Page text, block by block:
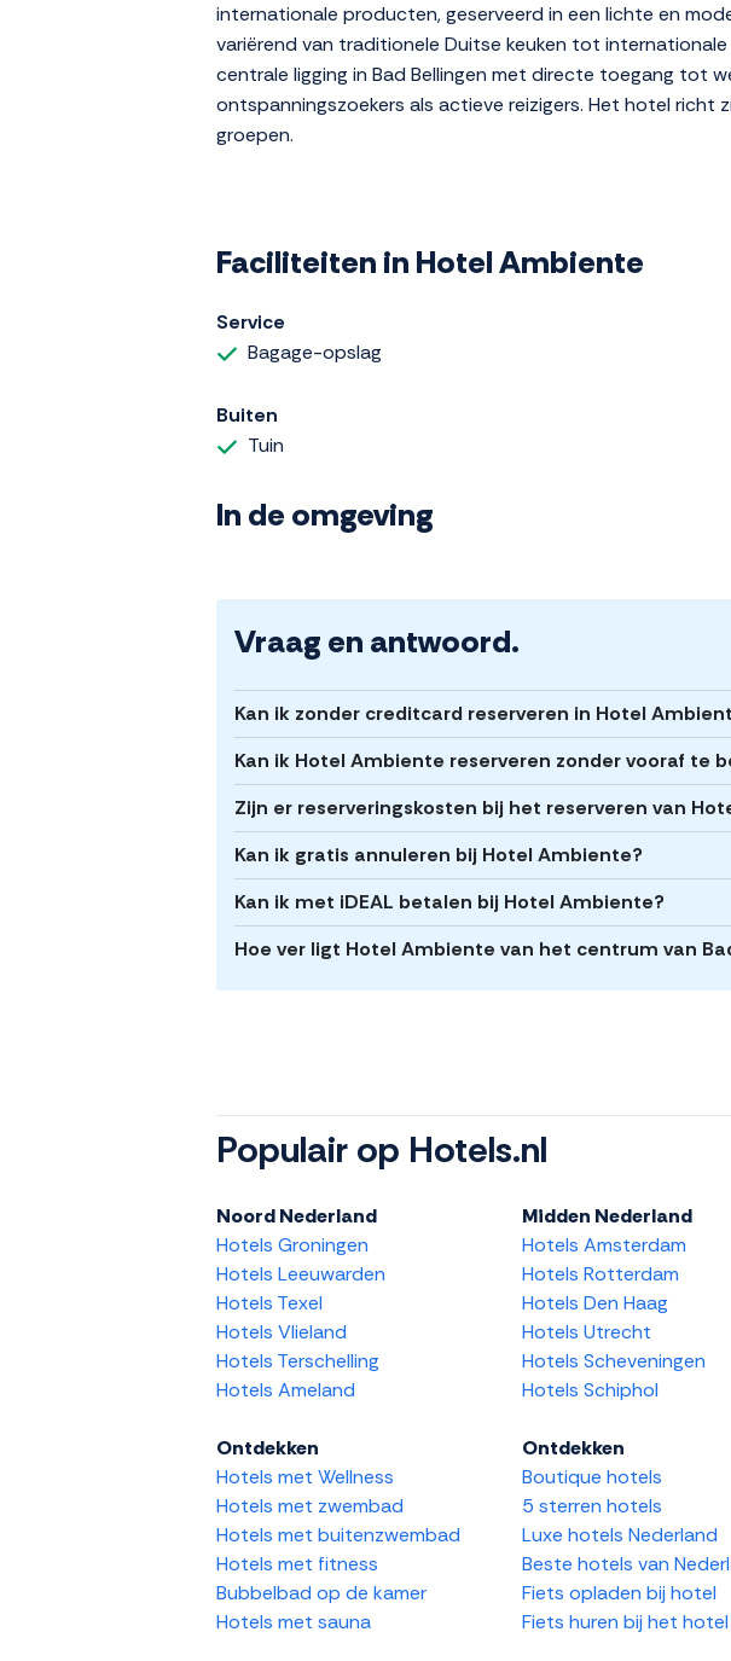
internationale producten, geserveerd in een lichte en
variërend van traditionele Duitse keuken tot
centrale ligging in Bad Bellingen met directe toegang tot
ontspanningszoekers als actieve reizigers. Het hotel richt
groepen.
Faciliteiten in Hotel Ambiente
Service
Bagage-opslag
Buiten
Tuin
In de omgeving
Vraag en antwoord.
Kan ik zonder creditcard reserveren in Hotel
Kan ik Hotel Ambiente reserveren zonder vooraf te
Zijn er reserveringskosten bij het reserveren van
Kan ik gratis annuleren bij Hotel Ambiente?
Kan ik met iDEAL betalen bij Hotel Ambiente?
Hoe ver ligt Hotel Ambiente van het centrum van
Populair op Hotels.nl
Noord Nederland
Hotels Groningen
Hotels Leeuwarden
Hotels Texel
Hotels Vlieland
Hotels Terschelling
Hotels Ameland
Midden Nederland
Hotels Amsterdam
Hotels Rotterdam
Hotels Den Haag
Hotels Utrecht
Hotels Scheveningen
Hotels Schiphol
Ontdekken
Hotels met Wellness
Hotels met zwembad
Hotels met buitenzwembad
Hotels met fitness
Bubbelbad op de kamer
Hotels met sauna
Ontdekken
Boutique hotels
5 sterren hotels
Luxe hotels Nederland
Beste hotels van
Fiets opladen bij hotel
Fiets huren bij het hotel